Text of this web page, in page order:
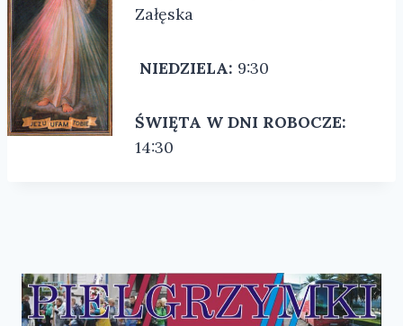
Załęska
NIEDZIELA: 9:30
ŚWIĘTA W DNI ROBOCZE:
14:30